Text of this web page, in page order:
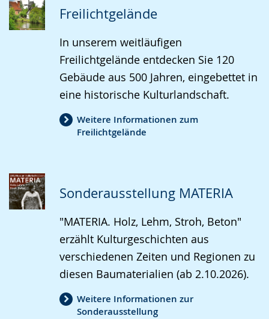
wird
angezeigt.
Freilichtgelände
In unserem weitläufigen
Freilichtgelände entdecken Sie 120
Gebäude aus 500 Jahren, eingebettet in
eine historische Kulturlandschaft.
Weitere Informationen zum
Freilichtgelände
Sonderausstellung MATERIA
"MATERIA. Holz, Lehm, Stroh, Beton"
erzählt Kulturgeschichten aus
verschiedenen Zeiten und Regionen zu
diesen Baumaterialien (ab 2.10.2026).
Weitere Informationen zur
Sonderausstellung